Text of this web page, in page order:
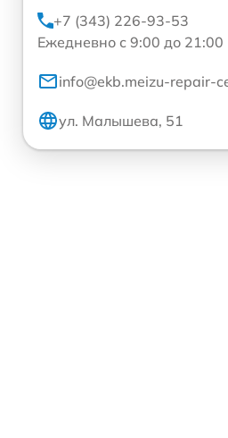
+7 (343) 226-93-53
Ежедневно с 9:00 до 21:00
info@ekb.meizu-repair-
ул. Малышева, 51